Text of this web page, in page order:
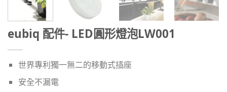
eubiq 配件- LED圓形燈泡LW001
世界專利獨一無二的移動式插座
安全不漏電